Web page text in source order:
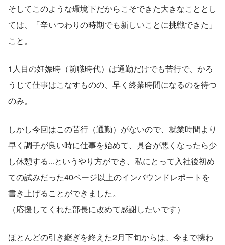
そしてこのような環境下だからこそできた大きなこととし
ては、「辛いつわりの時期でも新しいことに挑戦できた」
こと。
1人目の妊娠時（前職時代）は通勤だけでも苦行で、かろ
うじて仕事はこなすものの、早く終業時間になるのを待つ
のみ。
しかし今回はこの苦行（通勤）がないので、就業時間より
早く調子が良い時に仕事を始めて、具合が悪くなったら少
し休憩する...というやり方ができ、私にとって入社後初め
ての試みだった40ページ以上のインバウンドレポートを
書き上げることができました。
（応援してくれた部長に改めて感謝したいです）
ほとんどの引き継ぎを終えた2月下旬からは、今まで携わ